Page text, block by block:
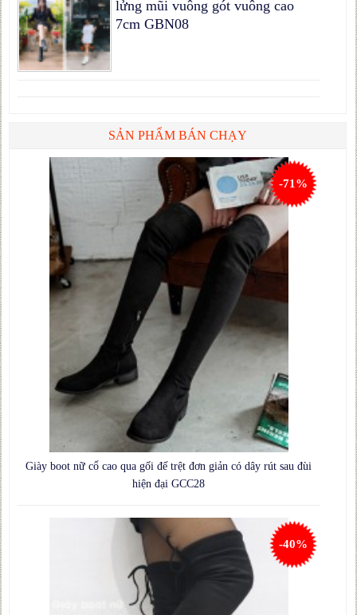
lửng mũi vuông gót vuông cao
7cm GBN08
SẢN PHẨM BÁN CHẠY
Giày boot nữ cổ cao qua gối đế trệt đơn giản có dây rút sau đùi
hiện đại GCC28
-71%
-40%